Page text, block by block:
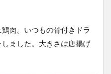
肉。いつもの骨付きドラ
ました。大きさは唐揚げ